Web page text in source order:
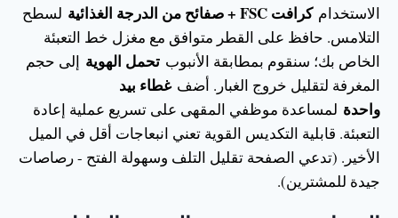
الاستخدامكرافت FSC + صفائح من الدرجة الغذائية
لسطح
التلامس. حافظ على القطر متوافق مع مغزل خط التعبئة
الخاص بك؛ سنقوم بمطابقة الأنبوب تحمل الهوية إلى حجم
المغرفة لتقليل خروج الغبار. أضفغطاء بيد
واحدة لمساعدة موظفي المقهى على تسريع عملية إعادة
التعبئة. قابلية التكديس القوية تعني انبعاجات أقل في الميل
الأخير. (تدعي الصفحة تقليل التلف وسهولة الفتح - رصاصات
جيدة للمشترين).